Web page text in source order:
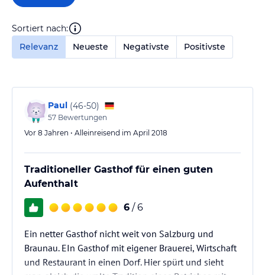
Sortiert nach:
Relevanz
Neueste Negativste Positivste
Paul (46-50)
57 Bewertungen
Vor 8 Jahren • Alleinreisend im April 2018
Traditioneller Gasthof für einen guten
Aufenthalt
6 / 6
Ein netter Gasthof nicht weit von Salzburg und
Braunau. EIn Gasthof mit eigener Brauerei, Wirtschaft
und Restaurant in einen Dorf. Hier spürt und sieht